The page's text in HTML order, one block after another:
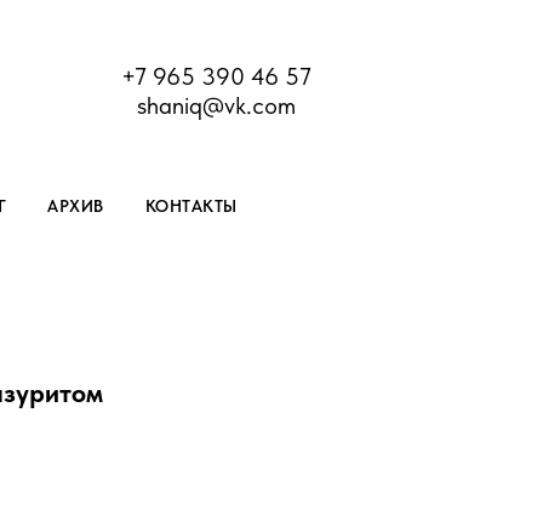
+7 965 390 46 57
shaniq@vk.com
АРХИВ КОНТАКТЫ